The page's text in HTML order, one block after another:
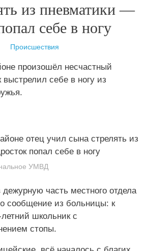
из пневматики —
себе в ногу
Происшествия
произошёл несчастный
себе в ногу из
УМВД
часть местного отдела
сообщение из больницы: к
школьник с
стопы.